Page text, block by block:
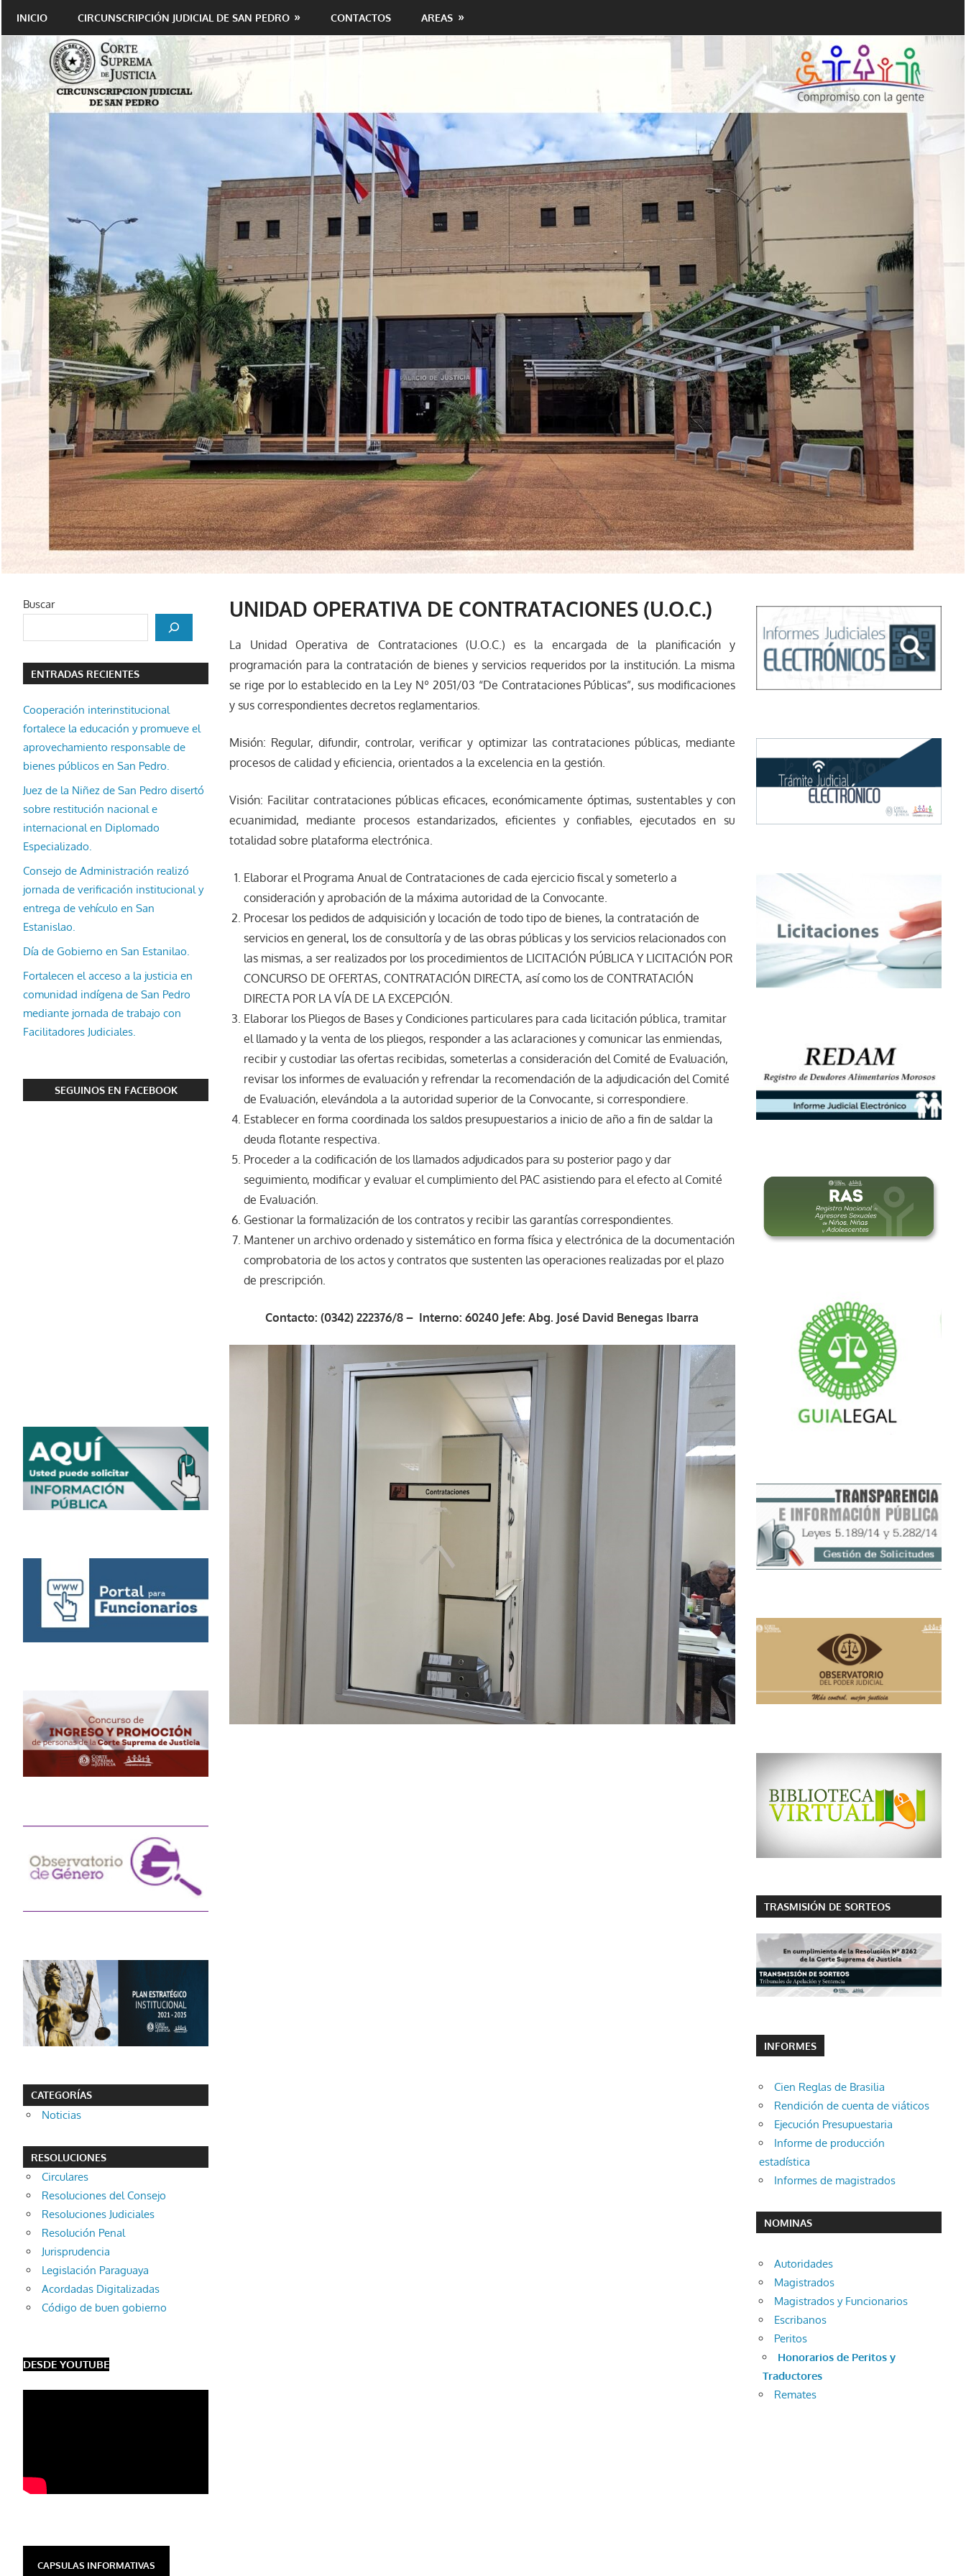
contenido
INICIO CIRCUNSCRIPCIÓN JUDICIAL DE SAN PEDRO CONTACTOS AREAS
UNIDAD OPERATIVA DE CONTRATACIONES (U.O.C.)
La Unidad Operativa de Contrataciones (U.O.C.) es la encargada de la planificación y
programación para la contratación de bienes y servicios requeridos por la institución. La misma
se rige por lo establecido en la Ley Nº 2051/03 “De Contrataciones Públicas”, sus modificaciones
y sus correspondientes decretos reglamentarios.
Misión: Regular, difundir, controlar, verificar y optimizar las contrataciones públicas, mediante
procesos de calidad y eficiencia, orientados a la excelencia en la gestión.
Visión: Facilitar contrataciones públicas eficaces, económicamente óptimas, sustentables y con
ecuanimidad, mediante procesos estandarizados, eficientes y confiables, ejecutados en su
totalidad sobre plataforma electrónica.
Elaborar el Programa Anual de Contrataciones de cada ejercicio fiscal y someterlo a
consideración y aprobación de la máxima autoridad de la Convocante.
Procesar los pedidos de adquisición y locación de todo tipo de bienes, la contratación de
servicios en general, los de consultoría y de las obras públicas y los servicios relacionados con
las mismas, a ser realizados por los procedimientos de LICITACIÓN PÚBLICA Y LICITACIÓN POR
CONCURSO DE OFERTAS, CONTRATACIÓN DIRECTA, así como los de CONTRATACIÓN
DIRECTA POR LA VÍA DE LA EXCEPCIÓN.
Elaborar los Pliegos de Bases y Condiciones particulares para cada licitación pública, tramitar
el llamado y la venta de los pliegos, responder a las aclaraciones y comunicar las enmiendas,
recibir y custodiar las ofertas recibidas, someterlas a consideración del Comité de Evaluación,
revisar los informes de evaluación y refrendar la recomendación de la adjudicación del Comité
de Evaluación, elevándola a la autoridad superior de la Convocante, si correspondiere.
Establecer en forma coordinada los saldos presupuestarios a inicio de año a fin de saldar la
deuda flotante respectiva.
Proceder a la codificación de los llamados adjudicados para su posterior pago y dar
seguimiento, modificar y evaluar el cumplimiento del PAC asistiendo para el efecto al Comité
de Evaluación.
Gestionar la formalización de los contratos y recibir las garantías correspondientes.
Mantener un archivo ordenado y sistemático en forma física y electrónica de la documentación
comprobatoria de los actos y contratos que sustenten las operaciones realizadas por el plazo
de prescripción.
Contacto: (0342) 222376/8 – Interno: 60240 Jefe: Abg. José David Benegas Ibarra
Buscar
ENTRADAS RECIENTES
Cooperación interinstitucional
fortalece la educación y promueve el
aprovechamiento responsable de
bienes públicos en San Pedro.
Juez de la Niñez de San Pedro disertó
sobre restitución nacional e
internacional en Diplomado
Especializado.
Consejo de Administración realizó
jornada de verificación institucional y
entrega de vehículo en San
Estanislao.
Día de Gobierno en San Estanilao.
Fortalecen el acceso a la justicia en
comunidad indígena de San Pedro
mediante jornada de trabajo con
Facilitadores Judiciales.
SEGUINOS EN FACEBOOK
CATEGORÍAS
Noticias
RESOLUCIONES
Circulares
Resoluciones del Consejo
Resoluciones Judiciales
Resolución Penal
Jurisprudencia
Legislación Paraguaya
Acordadas Digitalizadas
Código de buen gobierno
DESDE YOUTUBE
CAPSULAS INFORMATIVAS
TRASMISIÓN DE SORTEOS
INFORMES
Cien Reglas de Brasilia
Rendición de cuenta de viáticos
Ejecución Presupuestaria
Informe de producción
estadística
Informes de magistrados
NOMINAS
Autoridades
Magistrados
Magistrados y Funcionarios
Escribanos
Peritos
Honorarios de Peritos y
Traductores
Remates